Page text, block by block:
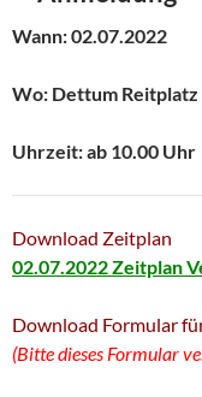
Wann: 02.07.2022
Wo: Dettum Reitplatz
Uhrzeit: ab 10.00 Uhr
Download Zeitplan
02.07.2022 Zeitplan
Download Formular
(Bitte dieses Formular